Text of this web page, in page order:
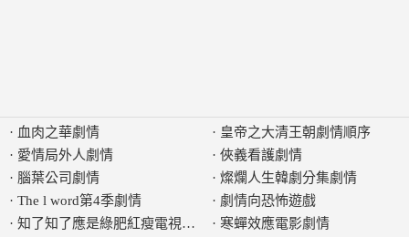
· 血肉之華劇情
· 愛情局外人劇情
· 腦葉公司劇情
· The l word第4季劇情
· 知了知了應是綠肥紅瘦電視劇劇情
· 皇帝之大清王朝劇情順序
· 俠義看護劇情
· 燦爛人生韓劇分集劇情
· 劇情向恐怖遊戲
· 寒蟬效應電影劇情